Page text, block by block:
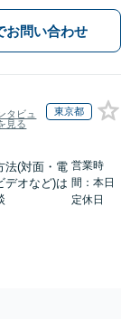
お問い合わせ
タビュ
見る
東京都
法(対面・電
デオなど)は
営業時
間：本日
定休日